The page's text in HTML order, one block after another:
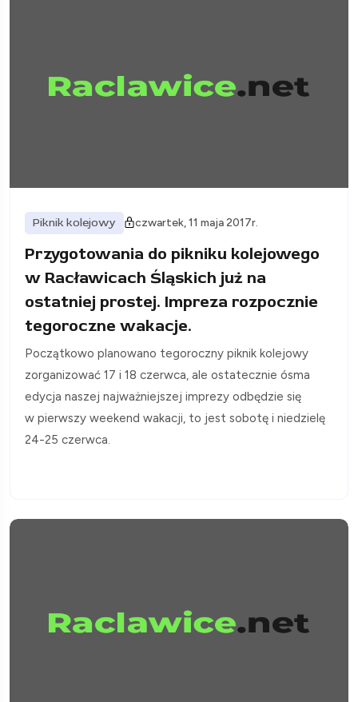
Piknik kolejowy czwartek, 11 maja 2017r.
Przygotowania do pikniku kolejowego
w Racławicach Śląskich już na
ostatniej prostej. Impreza rozpocznie
tegoroczne wakacje.
Początkowo planowano tegoroczny piknik kolejowy
zorganizować 17 i 18 czerwca, ale ostatecznie ósma
edycja naszej najważniejszej imprezy odbędzie się
w pierwszy weekend wakacji, to jest sobotę i niedzielę
24-25 czerwca.